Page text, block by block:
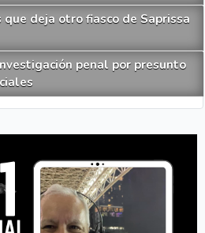
deja otro fiasco de Saprissa
penal por presunto